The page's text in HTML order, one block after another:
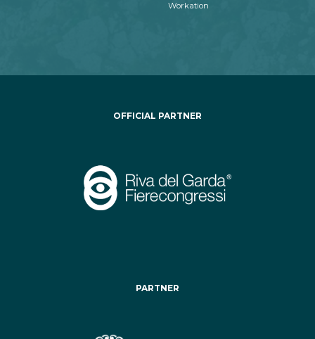
Workation
OFFICIAL PARTNER
PARTNER